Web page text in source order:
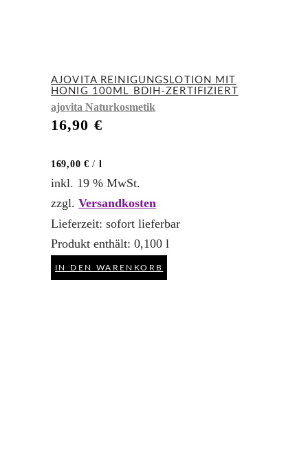
AJOVITA REINIGUNGSLOTION MIT
HONIG 100ML BDIH-ZERTIFIZIERT
ajovita Naturkosmetik
16,90 €
169,00 € / l
inkl. 19 % MwSt.
zzgl. Versandkosten
Lieferzeit: sofort lieferbar
Produkt enthält: 0,100 l
IN DEN WARENKORB